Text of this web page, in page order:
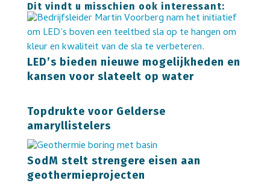
Dit vindt u misschien ook interessant:
LED’s bieden nieuwe mogelijkheden en
kansen voor slateelt op water
Topdrukte voor Gelderse
amaryllistelers
SodM stelt strengere eisen aan
geothermieprojecten